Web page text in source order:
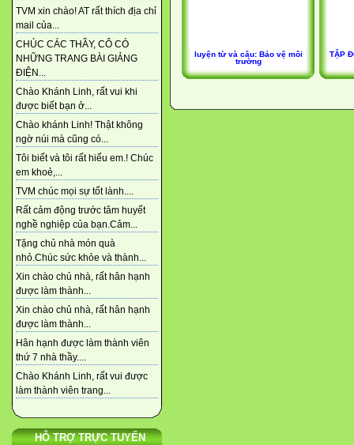
TVM xin chào! AT rất thích địa chỉ
mail của...
CHÚC CÁC THẦY, CÔ CÓ
NHỮNG TRANG BÀI GIẢNG
ĐIỆN...
Chào Khánh Linh, rất vui khi
được biết bạn ở...
Chào khánh Linh! Thật không
ngờ núi mà cũng có...
Tôi biết và tôi rất hiểu em.! Chúc
em khoẻ,...
TVM chúc mọi sự tốt lành....
Rất cảm động trước tâm huyết
nghề nghiệp của bạn.Cảm...
Tặng chủ nhà món quà
nhỏ.Chúc sức khỏe và thành...
Xin chào chủ nhà, rất hân hạnh
được làm thành...
Xin chào chủ nhà, rất hân hạnh
được làm thành...
Hân hạnh được làm thành viên
thứ 7 nhà thầy....
Chào Khánh Linh, rất vui được
làm thành viên trang...
HỖ TRỢ TRỰC TUYẾN
luyện từ và câu: Bảo vệ môi
trường
TẬP